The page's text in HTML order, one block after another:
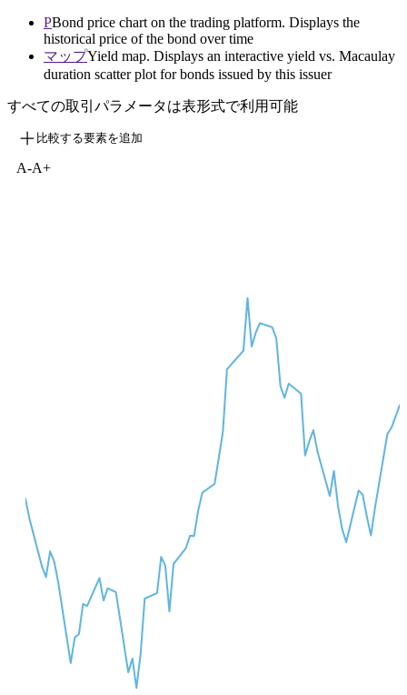
PBond price chart on the trading platform. Displays the
historical price of the bond over time
マップYield map. Displays an interactive yield vs. Macaulay
duration scatter plot for bonds issued by this issuer
すべての取引パラメータは表形式で利用可能
比較する要素を追加